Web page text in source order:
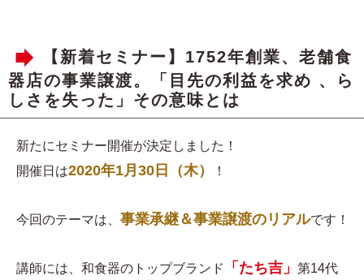
【新着セミナー】1752年創業、老舗食
器店の事業譲渡。「目先の利益を求め 、ら
しさを失った」その意味とは
新たにセミナー開催が決定しました！
開催日は2020年1月30日（木） ！
今回のテーマは、 事業承継＆事業譲渡のリアルです！
講師には、和食器のトップブランド 「たち吉」 第14代